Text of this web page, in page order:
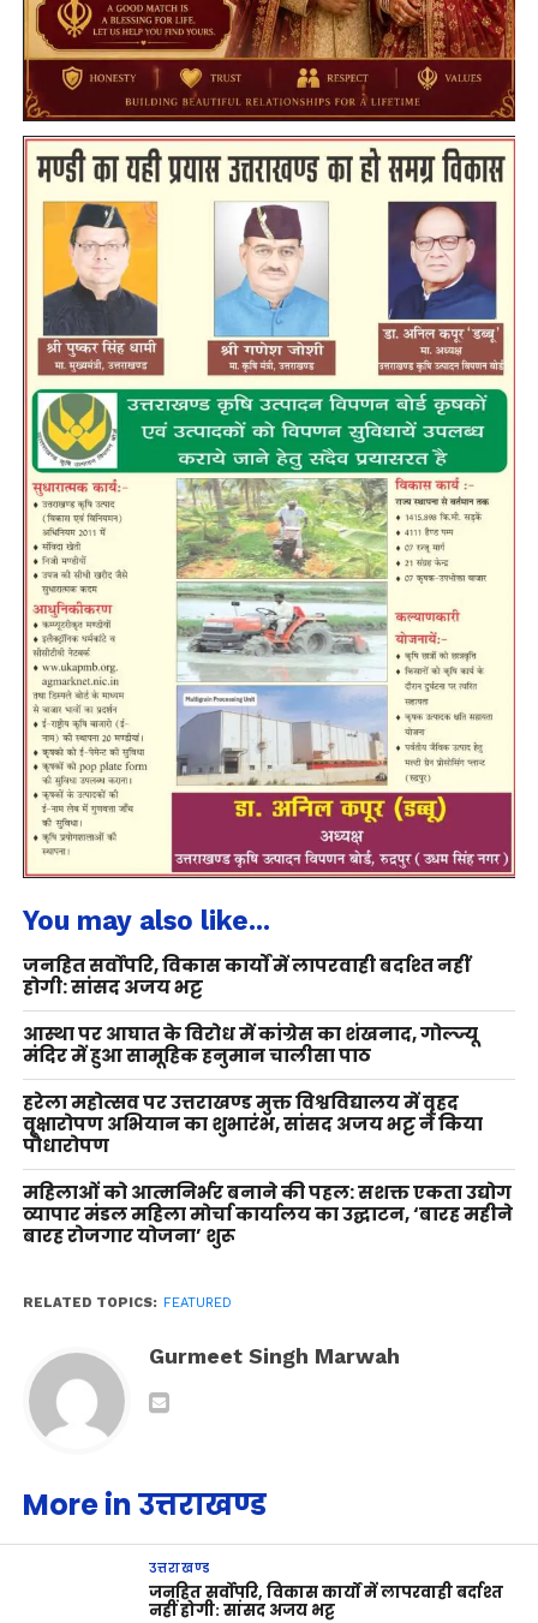
You may also like...
जनहित सर्वोपरि, विकास कार्यों में लापरवाही बर्दाश्त नहीं
होगी: सांसद अजय भट्ट
आस्था पर आघात के विरोध में कांग्रेस का शंखनाद, गोल्ज्यू
मंदिर में हुआ सामूहिक हनुमान चालीसा पाठ
हरेला महोत्सव पर उत्तराखण्ड मुक्त विश्वविद्यालय में वृहद
वृक्षारोपण अभियान का शुभारंभ, सांसद अजय भट्ट ने किया
पौधारोपण
महिलाओं को आत्मनिर्भर बनाने की पहल: सशक्त एकता उद्योग
व्यापार मंडल महिला मोर्चा कार्यालय का उद्घाटन, ‘बारह महीने
बारह रोजगार योजना’ शुरू
RELATED TOPICS: FEATURED
Gurmeet Singh Marwah
More in उत्तराखण्ड
उत्तराखण्ड
जनहित सर्वोपरि, विकास कार्यों में लापरवाही बर्दाश्त
नहीं होगी: सांसद अजय भट्ट